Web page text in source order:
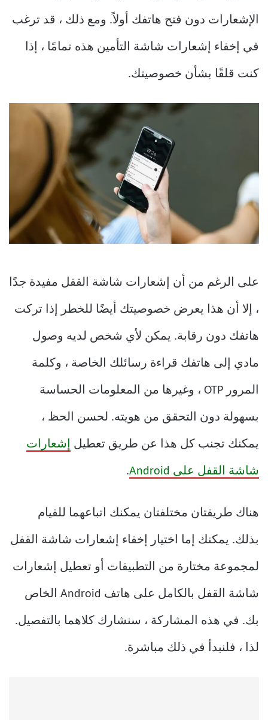
الإشعارات دون فتح هاتفك أولاً. ومع ذلك ، قد ترغب
في إخفاء إشعارات شاشة التأمين هذه تمامًا ، إذا
كنت قلقًا بشأن خصوصيتك.
على الرغم من أن إشعارات شاشة القفل مفيدة جدًا
، إلا أن هذا يعرض خصوصيتك أيضًا للخطر إذا تركت
هاتفك دون رقابة. يمكن لأي شخص لديه وصول
مادي إلى هاتفك قراءة رسائلك الخاصة ، وكلمة
المرور OTP ، وغيرها من المعلومات الحساسة
بسهولة دون التحقق من هويته. لحسن الحظ ،
يمكنك تجنب كل هذا عن طريق تعطيل إشعارات
شاشة القفل على Android .
هناك طريقتان مختلفتان يمكنك اتباعهما للقيام
بذلك. يمكنك إما اختيار إخفاء إشعارات شاشة القفل
لمجموعة مختارة من التطبيقات أو تعطيل إشعارات
شاشة القفل بالكامل على هاتف Android الخاص
بك. في هذه المشاركة ، سنشارك كلاهما بالتفصيل.
لذا ، فلنبدأ في ذلك مباشرة.